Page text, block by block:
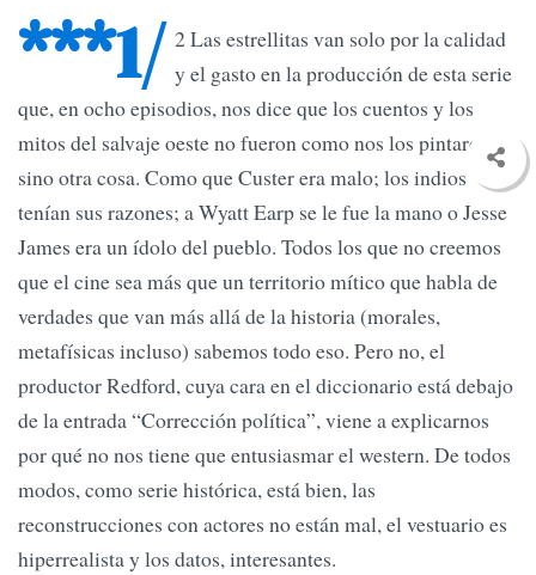
***1/ 2 Las estrellitas van solo por la calidad
y el gasto en la producción de esta serie
que, en ocho episodios, nos dice que los cuentos y los
mitos del salvaje oeste no fueron como nos los pintaron,
sino otra cosa. Como que Custer era malo; los indios
tenían sus razones; a Wyatt Earp se le fue la mano o Jesse
James era un ídolo del pueblo. Todos los que no creemos
que el cine sea más que un territorio mítico que habla de
verdades que van más allá de la historia (morales,
metafísicas incluso) sabemos todo eso. Pero no, el
productor Redford, cuya cara en el diccionario está debajo
de la entrada “Corrección política”, viene a explicarnos
por qué no nos tiene que entusiasmar el western. De todos
modos, como serie histórica, está bien, las
reconstrucciones con actores no están mal, el vestuario es
hiperrealista y los datos, interesantes.